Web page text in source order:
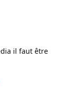
il faut être